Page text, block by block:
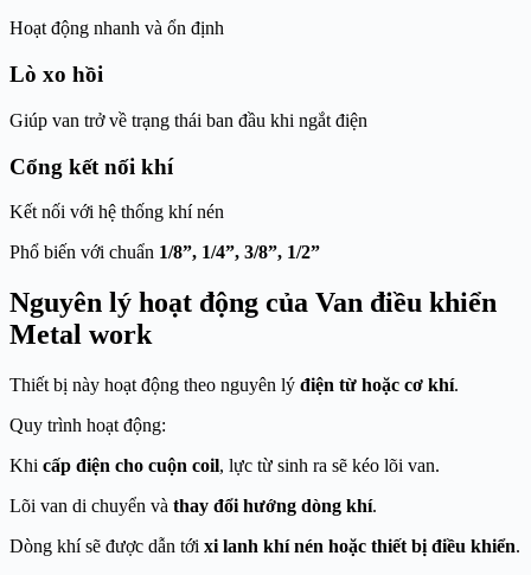
Hoạt động nhanh và ổn định
Lò xo hồi
Giúp van trở về trạng thái ban đầu khi ngắt điện
Cổng kết nối khí
Kết nối với hệ thống khí nén
Phổ biến với chuẩn 1/8”, 1/4”, 3/8”, 1/2”
Nguyên lý hoạt động của Van điều khiển
Metal work
Thiết bị này hoạt động theo nguyên lý điện từ hoặc cơ khí.
Quy trình hoạt động:
Khi cấp điện cho cuộn coil, lực từ sinh ra sẽ kéo lõi van.
Lõi van di chuyển và thay đổi hướng dòng khí.
Dòng khí sẽ được dẫn tới xi lanh khí nén hoặc thiết bị điều khiển.